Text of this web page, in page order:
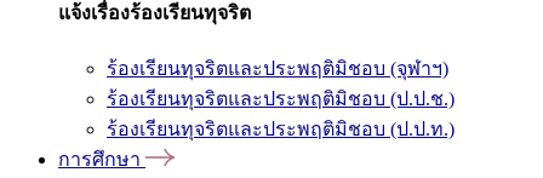
แจ้งเรื่องร้องเรียนทุจริต
ร้องเรียนทุจริตและประพฤติมิชอบ (จุฬาฯ)
ร้องเรียนทุจริตและประพฤติมิชอบ (ป.ป.ช.)
ร้องเรียนทุจริตและประพฤติมิชอบ (ป.ป.ท.)
การศึกษา